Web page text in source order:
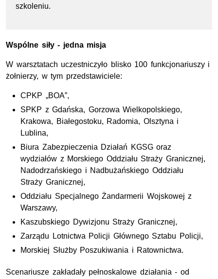
szkoleniu.
Wspólne siły - jedna misja
W warsztatach uczestniczyło blisko 100 funkcjonariuszy i
żołnierzy, w tym przedstawiciele:
CPKP „BOA”,
SPKP z Gdańska, Gorzowa Wielkopolskiego,
Krakowa, Białegostoku, Radomia, Olsztyna i
Lublina,
Biura Zabezpieczenia Działań KGSGoraz
wydziałów z Morskiego Oddziału Straży Granicznej,
Nadodrzańskiego i Nadbużańskiego Oddziału
Straży Granicznej,
Oddziału Specjalnego Żandarmerii Wojskowej z
Warszawy,
Kaszubskiego Dywizjonu Straży Granicznej,
Zarządu Lotnictwa Policji Głównego Sztabu Policji,
Morskiej Służby Poszukiwania i Ratownictwa.
Scenariusze zakładały pełnoskalowe działania - od